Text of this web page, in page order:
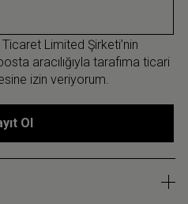
Limited Şirketi’nin
aracılığıyla tarafıma ticari
izin veriyorum.
Ol